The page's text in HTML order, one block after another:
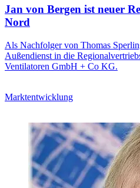
Jan von Bergen ist neuer
Nord
Als Nachfolger von Thomas
Außendienst in die
Ventilatoren GmbH + Co KG.
Marktentwicklung